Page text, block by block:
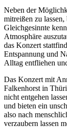
Neben der
mitreißen zu
Gleichgesinnte
Atmosphäre
das Konzert
Entspannung und
Alltag entfliehen
Das Konzert mit
Falkenhorst in
nicht entgehen
und bieten ein
also nach
verzaubern lassen